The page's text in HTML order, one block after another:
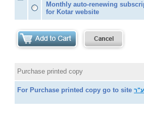
Monthly auto-renewing
for Kotar website
Purchase printed copy
For Purchase printed copy go to site